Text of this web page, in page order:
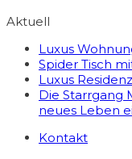
Aktuell
Luxus
Spider Tisch
Luxus
Die Starrgang
neues Leben
Kontakt